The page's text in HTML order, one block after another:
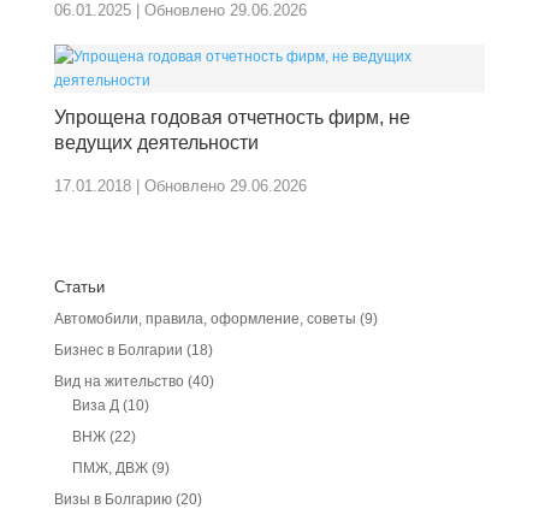
06.01.2025 | Обновлено 29.06.2026
Упрощена годовая отчетность фирм, не
ведущих деятельности
17.01.2018 | Обновлено 29.06.2026
Статьи
Автомобили, правила, оформление, советы (9)
Бизнес в Болгарии (18)
Вид на жительство (40)
Виза Д(10)
ВНЖ(22)
ПМЖ, ДВЖ(9)
Визы в Болгарию(20)